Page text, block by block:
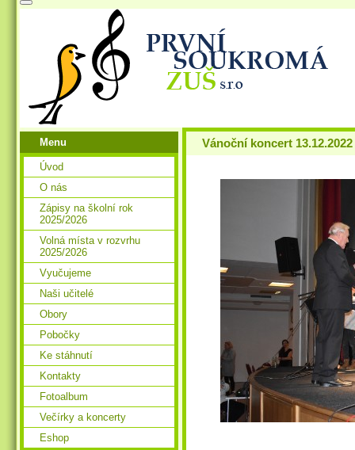
Vánoční koncert 13.12.2022
Menu
Úvod
O nás
Zápisy na školní rok
2025/2026
Volná místa v rozvrhu
2025/2026
Vyučujeme
Naši učitelé
Obory
Pobočky
Ke stáhnutí
Kontakty
Fotoalbum
Večírky a koncerty
Eshop